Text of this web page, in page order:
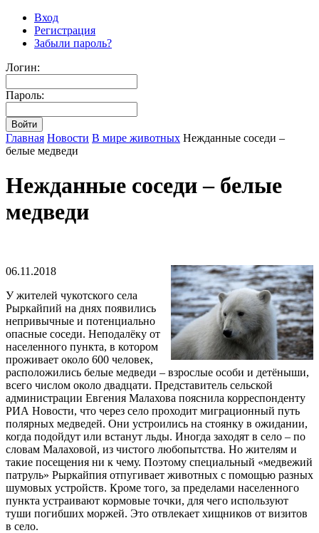
Вход
Регистрация
Забыли пароль?
Логин:
Пароль:
Главная Новости В мире животных Нежданные соседи –
белые медведи
Нежданные соседи – белые
медведи
06.11.2018
У жителей чукотского села
Рыркайпий на днях появились
непривычные и потенциально
опасные соседи. Неподалёку от
населенного пункта, в котором
проживает около 600 человек,
расположились белые медведи – взрослые особи и детёныши,
всего числом около двадцати. Представитель сельской
администрации Евгения Малахова пояснила корреспонденту
РИА Новости, что через село проходит миграционный путь
полярных медведей. Они устроились на стоянку в ожидании,
когда подойдут или встанут льды. Иногда заходят в село – по
словам Малаховой, из чистого любопытства. Но жителям и
такие посещения ни к чему. Поэтому специальный «медвежий
патруль» Рыркайпия отпугивает животных с помощью разных
шумовых устройств. Кроме того, за пределами населенного
пункта устраивают кормовые точки, для чего используют
туши погибших моржей. Это отвлекает хищников от визитов
в село.